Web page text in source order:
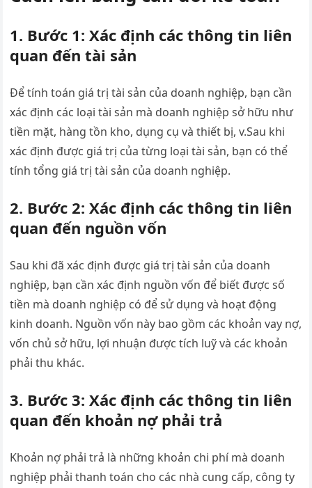
1. Bước 1: Xác định các thông tin liên
quan đến tài sản
Để tính toán giá trị tài sản của doanh nghiệp, bạn cần
xác định các loại tài sản mà doanh nghiệp sở hữu như
tiền mặt, hàng tồn kho, dụng cụ và thiết bị, v.Sau khi
xác định được giá trị của từng loại tài sản, bạn có thể
tính tổng giá trị tài sản của doanh nghiệp.
2. Bước 2: Xác định các thông tin liên
quan đến nguồn vốn
Sau khi đã xác định được giá trị tài sản của doanh
nghiệp, bạn cần xác định nguồn vốn để biết được số
tiền mà doanh nghiệp có để sử dụng và hoạt động
kinh doanh. Nguồn vốn này bao gồm các khoản vay nợ,
vốn chủ sở hữu, lợi nhuận được tích luỹ và các khoản
phải thu khác.
3. Bước 3: Xác định các thông tin liên
quan đến khoản nợ phải trả
Khoản nợ phải trả là những khoản chi phí mà doanh
nghiệp phải thanh toán cho các nhà cung cấp, công ty